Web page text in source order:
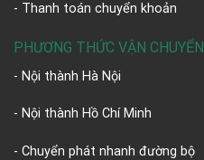
- Thanh toán chuyển khoản
PHƯƠNG THỨC VẬN CHUYỂN
- Nội thành Hà Nội
- Nội thành Hồ Chí Minh
- Chuyển phát nhanh đường bộ